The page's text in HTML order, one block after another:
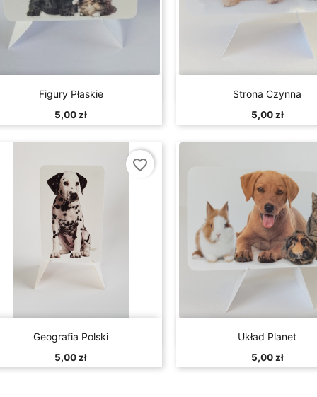
Szybki podgląd
Figury Płaskie
5,00 zł
Szybki podgląd
Strona Czynna
5,00 zł
Szybki podgląd
Geografia Polski
5,00 zł
favorite_border
Szybki podgląd
Układ Planet
5,00 zł